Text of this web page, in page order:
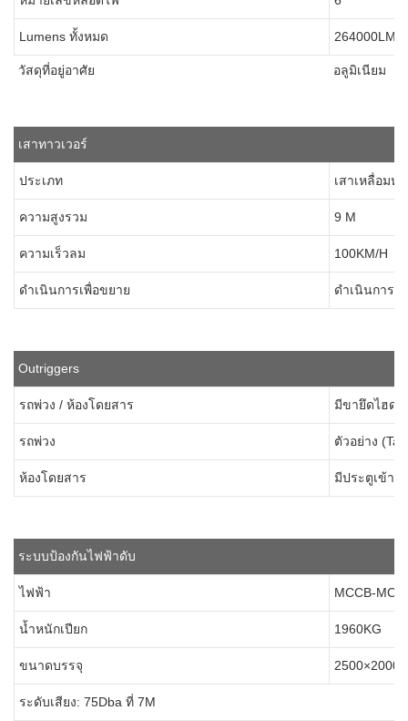
Lumens ทั้งหมด 264000LM
วัสดุที่อยู่อาศัย อลูมิเนียม
เสาทาวเวอร์
ประเภท เสาเหลื่อมห
ความสูงรวม 9 M
ความเร็วลม 100KM/H
ดำเนินการเพื่อขยาย ดำเนินการด้
Outriggers
รถพ่วง / ห้องโดยสาร มีขายึดไฮด
รถพ่วง ตัวอย่าง
ห้องโดยสาร มีประตูเข้าอ
ระบบป้องกันไฟฟ้าดับ
ไฟฟ้า MCCB-
น้ำหนักเปียก 1960KG
ขนาดบรรจุ
ระดับเสียง: 75Dba ที่ 7M